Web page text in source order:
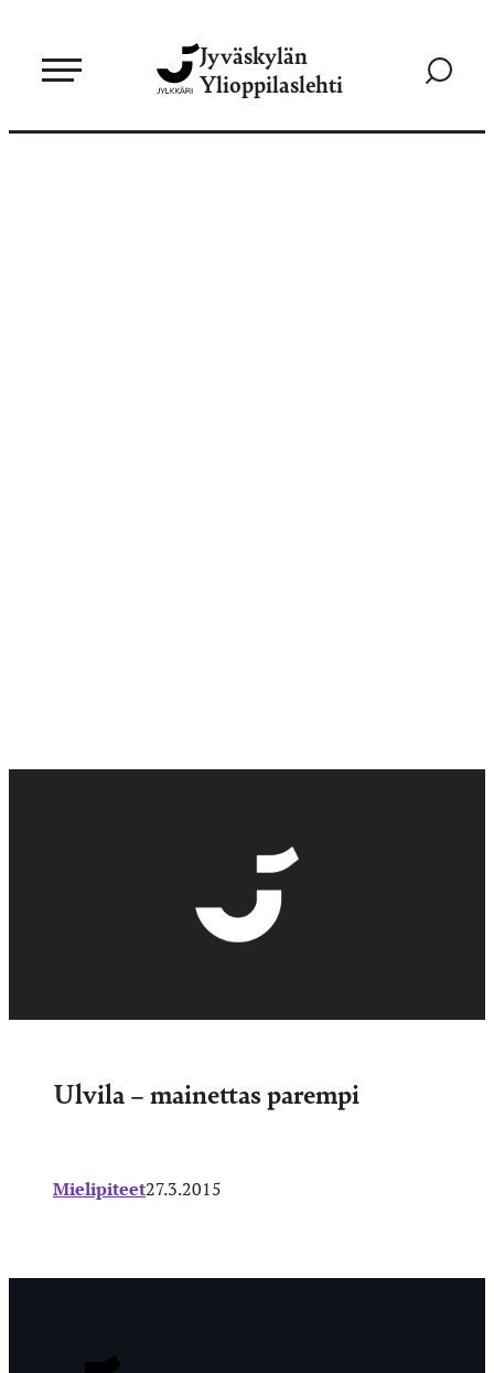
sisältöön
Jyväskylän
Ylioppilaslehti
Siirry
Ulvila – mainettas parempi
Mielipiteet27.3.2015